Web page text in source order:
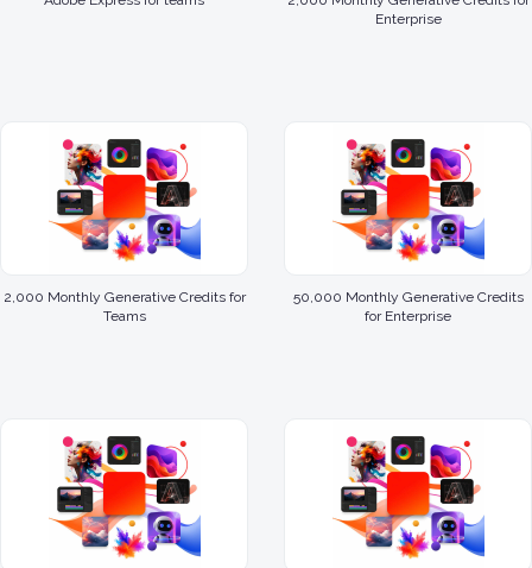
Enterprise
2,000 Monthly Generative Credits for
Teams
50,000 Monthly Generative Credits
for Enterprise